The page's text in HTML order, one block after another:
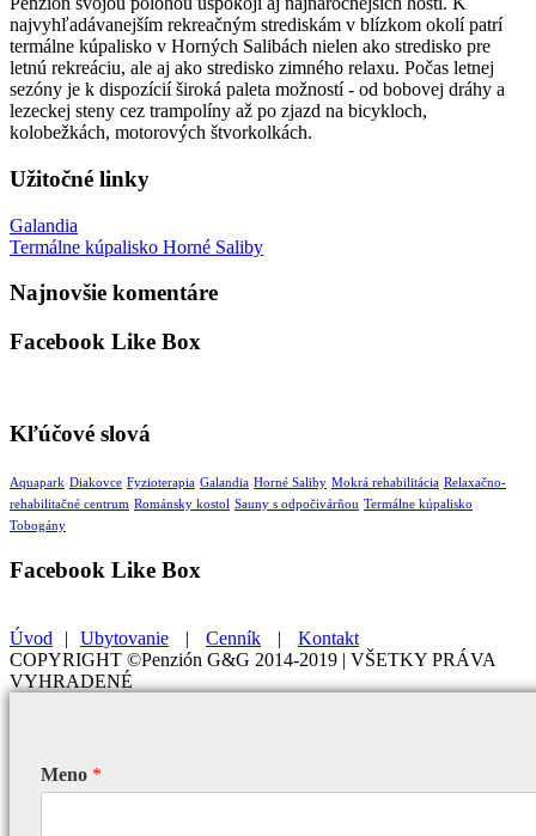
najvyhľadávanejším rekreačným strediskám v blízkom okolí patrí
termálne kúpalisko v Horných Salibách nielen ako stredisko pre
letnú rekreáciu, ale aj ako stredisko zimného relaxu. Počas letnej
sezóny je k dispozícií široká paleta možností - od bobovej dráhy a
lezeckej steny cez trampolíny až po zjazd na bicykloch,
kolobežkách, motorových štvorkolkách.
Užitočné linky
Galandia
Termálne kúpalisko Horné Saliby
Najnovšie komentáre
Facebook Like Box
Kľúčové slová
Aquapark Diakovce Fyzioterapia Galandia Horné Saliby Mokrá rehabilitácia Relaxačno-
rehabilitačné centrum Románsky kostol Sauny s odpočivárňou Termálne kúpalisko
Tobogány
Facebook Like Box
Úvod | Ubytovanie | Cenník |
Kontakt
COPYRIGHT ©Penzión G&G 2014-2019 | VŠETKY PRÁVA
VYHRADENÉ
Meno *